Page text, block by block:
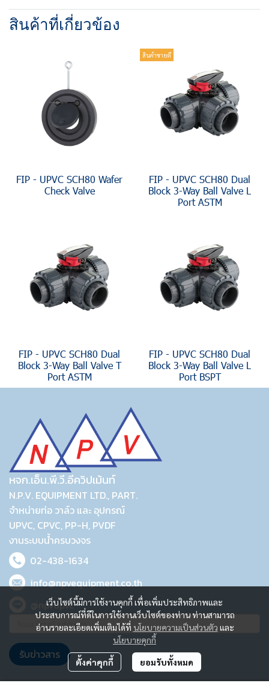
สินค้าที่เกี่ยวข้อง
FIP - UPVC SCH80 Wafer
Check Valve
สินค้าขายดี
FIP - UPVC SCH80 Dual
Block 3-Way Ball Valve L
Port ASTM
FIP - UPVC SCH80 Dual
Block 3-Way Ball Valve T
Port ASTM
FIP - UPVC SCH80 Dual
Block 3-Way Ball Valve L
Port BSPT
เว็บไซต์นี้มีการใช้งานคุกกี้ เพื่อเพิ่มประสิทธิภาพและ
ประสบการณ์ที่ดีในการใช้งานเว็บไซต์ของท่าน ท่านสามารถ
อ่านรายละเอียดเพิ่มเติมได้ที่ นโยบายความเป็นส่วนตัว และ
นโยบายคุกกี้
ตั้งค่าคุกกี้ ยอมรับทั้งหมด
หจก.เอ็น.พี.วี.อีควิปเม้นท์
N.P.V. EQUIPMENT LTD., PART.
จำหน่ายท่อ วาล์ว และ อุปกรณ์
UPVC, CPVC, PP-H, PVDF
งานระบบน้ำครบวงจร
02-438-1634
info@npvequipment.co.th
@npvupvc
รับข่าวสาร